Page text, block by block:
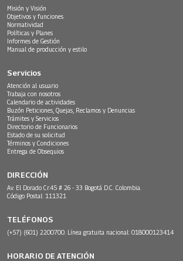
Misión y Visión
Objetivos y funciones
Normatividad
Políticas y Planes
Informes de Gestión
Manual de producción y estilo
Servicios
Atención al usuario
Trabaja con nosotros
Calendario de actividades
Buzón Peticiones, Quejas, Reclamos y Denuncias
Trámites y Servicios
Directorio de Funcionarios
Estado de su solicitud
Términos y Condiciones
Entrega de Obsequios
DIRECCIÓN
Av. El Dorado Cr.45 # 26 - 33 Bogotá D.C. Colombia.
Código Postal: 111321
TELÉFONOS
(+57) (601) 2200700. Línea gratuita nacional: 018000123414
HORARIO DE ATENCIÓN